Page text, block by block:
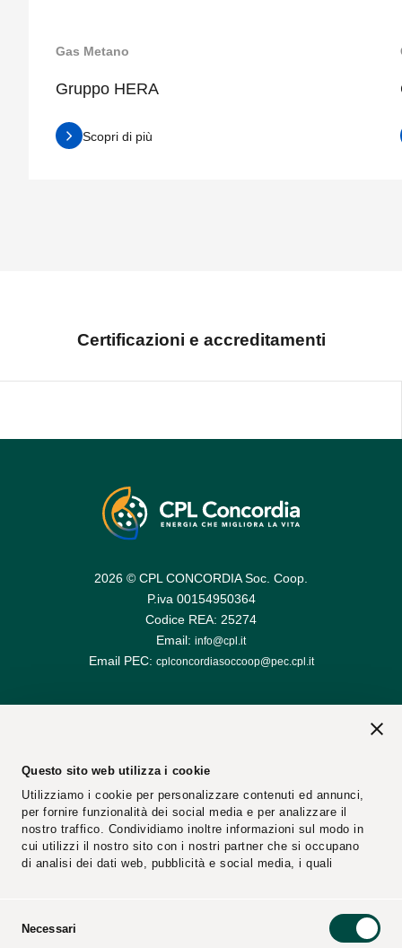
Questo sito web utilizza i cookie
Utilizziamo i cookie per personalizzare contenuti ed annunci,
per fornire funzionalità dei social media e per analizzare il
nostro traffico. Condividiamo inoltre informazioni sul modo in
cui utilizzi il nostro sito con i nostri partner che si occupano
di analisi dei dati web, pubblicità e social media, i quali
Necessari
Gas Metano
Gruppo HERA
Scopri di più
Certificazioni e accreditamenti
2026 © CPL CONCORDIA Soc. Coop.
P.iva 00154950364
Codice REA: 25274
Email: info@cpl.it
Email PEC: cplconcordiasoccoop@pec.cpl.it